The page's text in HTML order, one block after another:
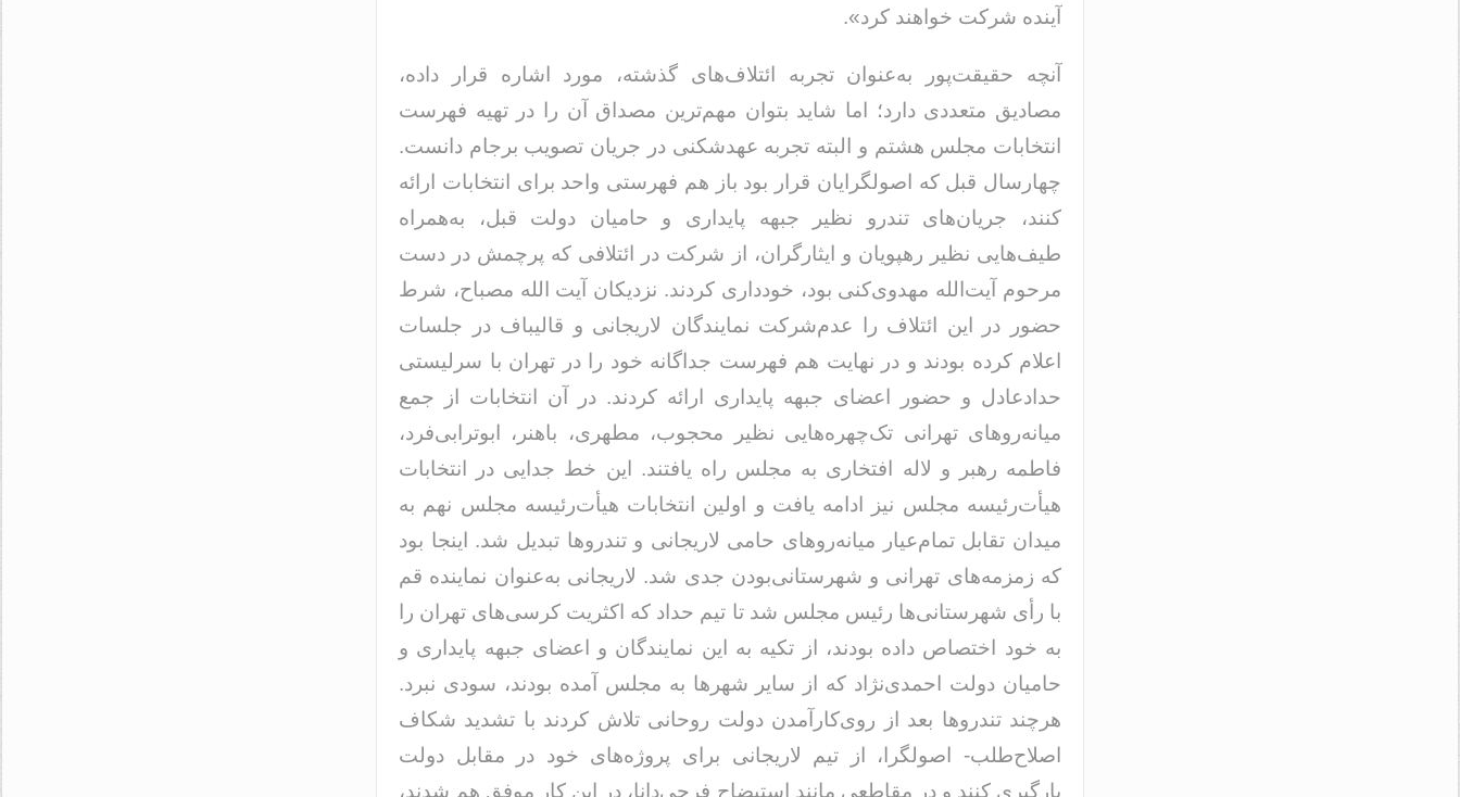
آینده شرکت خواهند کرد».
آنچه حقیقت‌پور به‌عنوان تجربه ائتلاف‌های گذشته، مورد اشاره قرار داده،
مصادیق متعددی دارد؛ اما شاید بتوان مهم‌ترین مصداق آن را در تهیه فهرست
انتخابات مجلس هشتم و البته تجربه عهدشکنی در جریان تصویب برجام دانست.
چهارسال قبل که اصولگرایان قرار بود باز هم فهرستی واحد برای انتخابات ارائه
کنند، جریان‌های تندرو نظیر جبهه پایداری و حامیان دولت قبل، به‌همراه
طیف‌هایی نظیر رهپویان و ایثارگران، از شرکت در ائتلافی که پرچمش در دست
مرحوم آیت‌الله مهدوی‌کنی بود، خودداری کردند. نزدیکان آیت الله مصباح، شرط
حضور در این ائتلاف را عدم‌شرکت نمایندگان لاریجانی و قالیباف در جلسات
اعلام کرده بودند و در نهایت هم فهرست جداگانه خود را در تهران با سرلیستی
حدادعادل و حضور اعضای جبهه پایداری ارائه کردند. در آن انتخابات از جمع
میانه‌روهای تهرانی تک‌چهره‌هایی نظیر محجوب، مطهری، باهنر، ابوترابی‌فرد،
فاطمه رهبر و لاله افتخاری به مجلس راه یافتند. این خط جدایی در انتخابات
هیأت‌رئیسه مجلس نیز ادامه یافت و اولین انتخابات هیأت‌رئیسه مجلس نهم به
میدان تقابل تمام‌عیار میانه‌روهای حامی لاریجانی و تندروها تبدیل شد. اینجا بود
که زمزمه‌های تهرانی و شهرستانی‌بودن جدی شد. لاریجانی به‌عنوان نماینده قم
با رأی شهرستانی‌ها رئیس مجلس شد تا تیم حداد که اکثریت کرسی‌های تهران را
به خود اختصاص داده بودند، از تکیه به این نمایندگان و اعضای جبهه پایداری و
حامیان دولت احمدی‌نژاد که از سایر شهرها به مجلس آمده بودند، سودی نبرد.
هرچند تندروها بعد از روی‌کار‌آمدن دولت روحانی تلاش کردند با تشدید شکاف
اصلاح‌طلب- اصولگرا، از تیم لاریجانی برای پروژه‌های خود در مقابل دولت
یارگیری کنند و در مقاطعی مانند استیضاح فرجی‌دانا، در این کار موفق هم شدند،